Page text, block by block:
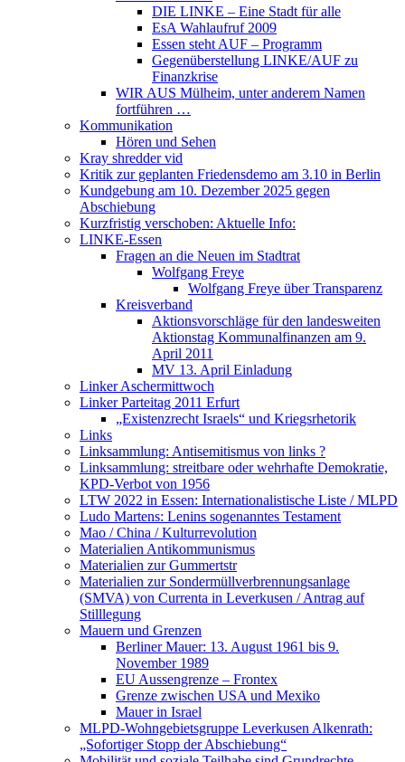
DIE LINKE – Eine Stadt für alle
EsA Wahlaufruf 2009
Essen steht AUF – Programm
Gegenüberstellung LINKE/AUF zu
Finanzkrise
WIR AUS Mülheim, unter anderem Namen
fortführen …
Kommunikation
Hören und Sehen
Kray shredder vid
Kritik zur geplanten Friedensdemo am 3.10 in Berlin
Kundgebung am 10. Dezember 2025 gegen
Abschiebung
Kurzfristig verschoben: Aktuelle Info:
LINKE-Essen
Fragen an die Neuen im Stadtrat
Wolfgang Freye
Wolfgang Freye über Transparenz
Kreisverband
Aktionsvorschläge für den landesweiten
Aktionstag Kommunalfinanzen am 9.
April 2011
MV 13. April Einladung
Linker Aschermittwoch
Linker Parteitag 2011 Erfurt
„Existenzrecht Israels“ und Kriegsrhetorik
Links
Linksammlung: Antisemitismus von links ?
Linksammlung: streitbare oder wehrhafte Demokratie,
KPD-Verbot von 1956
LTW 2022 in Essen: Internationalistische Liste / MLPD
Ludo Martens: Lenins sogenanntes Testament
Mao / China / Kulturrevolution
Materialien Antikommunismus
Materialien zur Gummertstr
Materialien zur Sondermüllverbrennungsanlage
(SMVA) von Currenta in Leverkusen / Antrag auf
Stilllegung
Mauern und Grenzen
Berliner Mauer: 13. August 1961 bis 9.
November 1989
EU Aussengrenze – Frontex
Grenze zwischen USA und Mexiko
Mauer in Israel
MLPD-Wohngebietsgruppe Leverkusen Alkenrath:
„Sofortiger Stopp der Abschiebung“